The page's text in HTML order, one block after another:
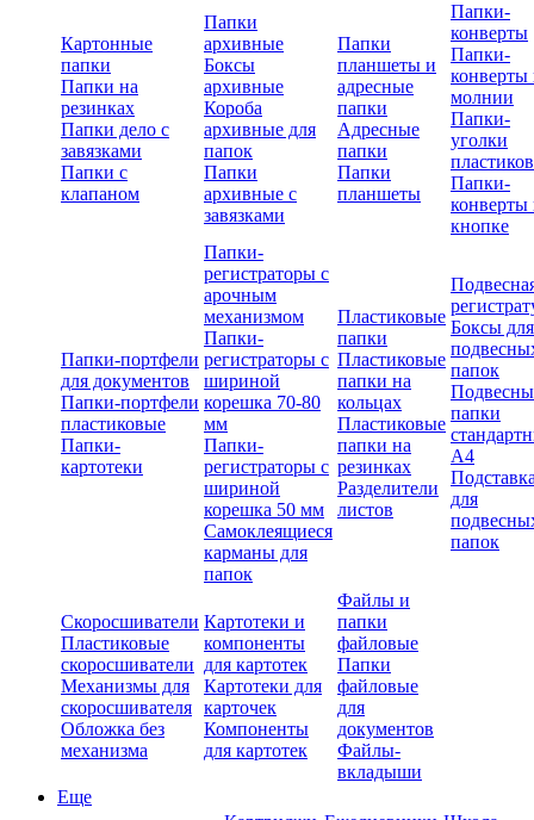
Картонные
папки
Папки на
резинках
Папки дело с
завязками
Папки с
клапаном
Папки
архивные
Боксы
архивные
Короба
архивные для
папок
Папки
архивные с
завязками
Папки
планшеты и
адресные
папки
Адресные
папки
Папки
планшеты
Папки-
конверты
Папки-
конверты
молнии
Папки-
уголки
Папки-
конверты
кнопке
Папки-портфели
для документов
Папки-портфели
пластиковые
Папки-
картотеки
Папки-
регистраторы с
арочным
механизмом
Папки-
регистраторы с
шириной
корешка 70-80
мм
Папки-
регистраторы с
шириной
корешка 50 мм
Самоклеящиеся
карманы для
папок
Пластиковые
папки
Пластиковые
папки на
кольцах
Пластиковые
папки на
резинках
Разделители
листов
Боксы для
папок
папки
А4
для
папок
Скоросшиватели
Пластиковые
скоросшиватели
Механизмы для
скоросшивателя
Обложка без
механизма
Картотеки и
компоненты
для картотек
Картотеки для
карточек
Компоненты
для картотек
Файлы и
папки
файловые
Папки
файловые
для
документов
Файлы-
вкладыши
Еще